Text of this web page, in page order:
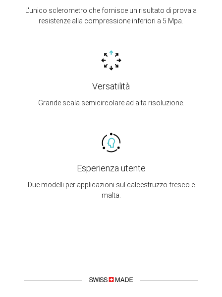
L'unico sclerometro che fornisce un risultato di prova a
resistenze alla compressione inferiori a 5 Mpa.
Versatilità
Grande scala semicircolare ad alta risoluzione.
Esperienza utente
Due modelli per applicazioni sul calcestruzzo fresco e
malta.